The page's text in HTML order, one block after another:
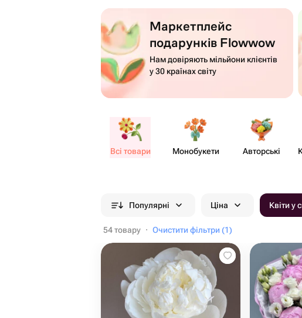
Маркетплейс
подарунків Flowwow
Нам довіряють мільйони клієнтів
у 30 країнах світу
Всі товари Моно​букети Авторські
Популярні Ціна Квіти у
54 товару · Очистити фільтри (1)